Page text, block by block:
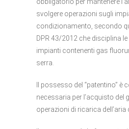
svolgere operazioni sugli
condizionamento, secondo
DPR 43/2012 che disciplina
impianti contenenti gas
serra.
Il possesso del “patentino” è
necessaria per l’acquisto del
operazioni di ricarica dell’aria